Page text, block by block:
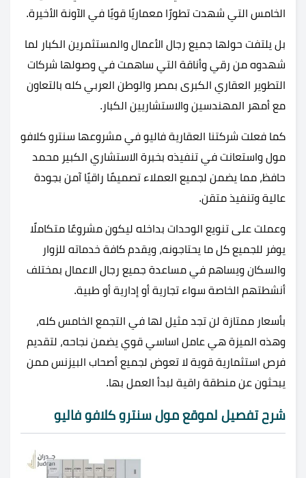
الخامس التي شهدت تطورًا معماريًا قويًا في الآونة الأخيرة.
بل يلتفت حولها جميع رجال الأعمال والمستثمرين الكبار لما
شهدوه من رقي وأناقة التي ساهمت في وصولها شركات
التطوير العقاري الكبرى بمصر والوطن العربي كله بالتعاون
مع أمهر المهندسين والاستشاريين الكبار.
كما فعلت شركتنا العقارية فاليو في مشروعها سنترو كلافو
مول واستعانت في تنفيذه بخبرة الاستشاري الكبير محمد
حافظ، مما يضمن لجميع العملاء تصميمًا راقيًا آمن بجودة
عالية وتنفيذ متقن.
وعملت على تنويع الوحدات بداخله ليكون مشروعًا متكاملًا
يوفر للجميع كل ما يحتاجونه، ويقدم كافة خدماته للزوار
والسكان ويساهم في مساعدة جميع رجال الاعمال بمختلف
أنشطتهم الخاصة سواء تجارية أو إدارية أو طبية.
بأسعار ممتازة لن تجد مثيل لها في التجمع الخامس كله،
وهذه الميزة هي عامل اساسي قوي يضمن نجاحه، لتقديم
فرص استثمارية قوية لا تعوض لجميع أصحاب البيزنس ممن
يبحثون عن منطقة راقية لبدأ العمل بها.
شرح تفصيل لموقع مول سنترو كلافو فاليو